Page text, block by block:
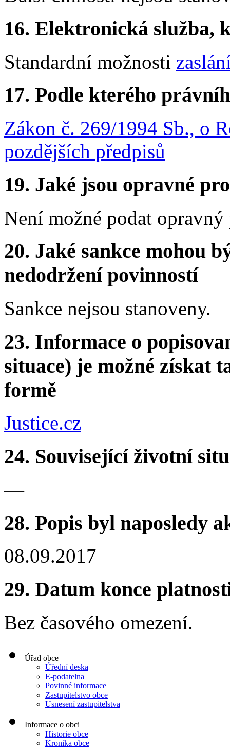
16. Elektronická služba,
Standardní možnosti
17. Podle kterého
Zákon č. 269/1994 Sb., o
pozdějších předpisů
19. Jaké jsou opravné
Není možné podat opravný
20. Jaké sankce mohou
nedodržení povinností
Sankce nejsou stanoveny.
23. Informace o
situace) je možné získat
formě
Justice.cz
24. Související životní
—
28. Popis byl naposledy
08.09.2017
29. Datum konce
Bez časového omezení.
Úřad obce
Úřední deska
E-podatelna
Povinné informace
Zastupitelstvo obce
Usnesení zastupitelstva
Informace o obci
Historie obce
Kronika obce